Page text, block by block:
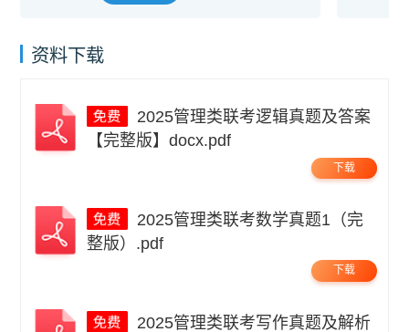
资料下载
【完整版】docx.pdf
下载
整版）.pdf
下载